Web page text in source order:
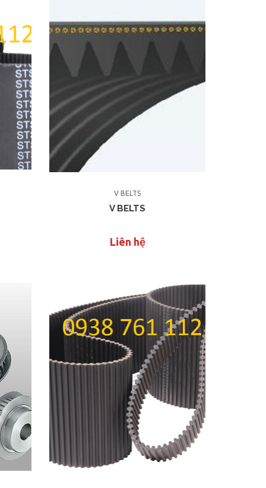
V BELTS
V BELTS
Liên hệ